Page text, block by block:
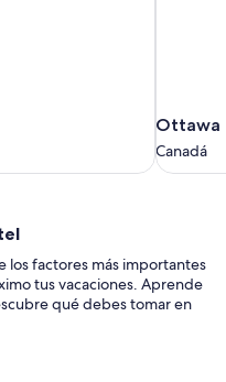
Ottawa
Canadá
Ottawa
Canadá
los factores más importantes
tus vacaciones. Aprende
qué debes tomar en